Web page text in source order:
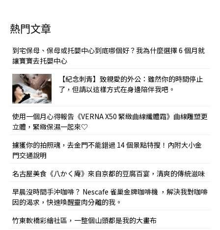
熱門文章
到宅保母、保母或托嬰中心到底哪個好？我為什麼選擇 6 個月就
讓寶寶去托嬰中心
【紀念刺青】致親愛的外公：雖然你的時間停止
了，但請以這樣方式在身邊陪伴我吧。
使用一個月心得報告《VERNA X50 緊緻曲線纖體霜》曲線雕塑更
立體，緊緻保濕一起來♡
擄獲你的拍照魂，去金門不能錯過 14 個景點特搜！內附大小金
門交通說明
名古屋美食《八かく庵》來自京都的豆腐百宴，清爽的傳統滋味
早晨沒時間手沖咖啡？ Nescafe 雀巢金牌咖啡機 ，解決我對咖啡
因的渴求，快速喚醒靈肉分離的我。
竹東軟橋彩繪社區，一整個山頭都是我的大畫布